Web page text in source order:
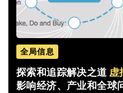
全局信息
探索和追踪解决之道 虚
影响经济、产业和全球